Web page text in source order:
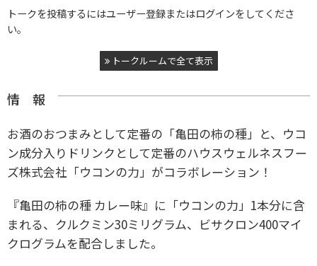
トークを投稿するにはユーザー登録またはログインをしてくださ
い。
トークルームで全て表示
情 報
お酒のおつまみとして定番の「亀田の柿の種」と、ウコ
ン成分入りドリンクとして定番のハウスウェルネスフー
ズ株式会社「ウコンの力」がコラボレーション！
『亀田の柿の種 カレー味』に「ウコンの力」1本分に含
まれる、クルクミン30ミリグラム、ビサクロン400マイ
クログラムを配合しました。